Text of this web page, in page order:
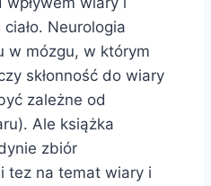
Neurologia
w mózgu, w którym
skłonność do wiary
zależne od
Ale książka
zbiór
tez na temat wiary i